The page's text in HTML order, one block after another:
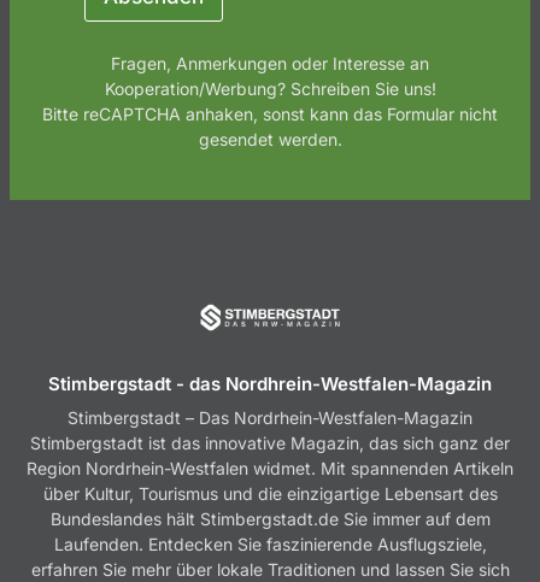
Fragen, Anmerkungen oder Interesse an
Kooperation/Werbung? Schreiben Sie uns!
Bitte reCAPTCHA anhaken, sonst kann das Formular nicht
gesendet werden.
Stimbergstadt - das Nordhrein-Westfalen-Magazin
Stimbergstadt – Das Nordrhein-Westfalen-Magazin
Stimbergstadt ist das innovative Magazin, das sich ganz der
Region Nordrhein-Westfalen widmet. Mit spannenden Artikeln
über Kultur, Tourismus und die einzigartige Lebensart des
Bundeslandes hält Stimbergstadt.de Sie immer auf dem
Laufenden. Entdecken Sie faszinierende Ausflugsziele,
erfahren Sie mehr über lokale Traditionen und lassen Sie sich